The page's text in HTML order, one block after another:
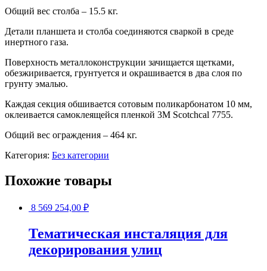
Общий вес столба – 15.5 кг.
Детали планшета и столба соединяются сваркой в среде
инертного газа.
Поверхность металлоконструкции зачищается щетками,
обезжиривается, грунтуется и окрашивается в два слоя по
грунту эмалью.
Каждая секция обшивается сотовым поликарбонатом 10 мм,
оклеивается самоклеящейся пленкой 3М Scotchcal 7755.
Общий вес ограждения – 464 кг.
Категория: Без категории
Похожие товары
8 569 254,00 ₽
Тематическая инсталяция для
декорирования улиц